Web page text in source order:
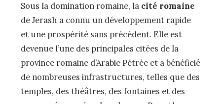
Sous la domination romaine, la cité romaine
de Jerash a connu un développement rapide
et une prospérité sans précédent. Elle est
devenue l’une des principales citées de la
province romaine d’Arabie Pétrée et a bénéficié
de nombreuses infrastructures, telles que des
temples, des théâtres, des fontaines et des